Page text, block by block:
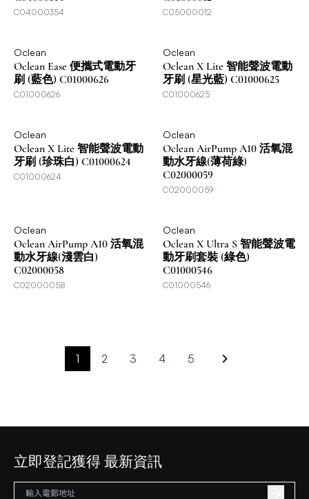
C04000354 C05000012
Oclean
Oclean Ease 便攜式電動牙
刷 (藍色) C01000626
C01000626
Oclean
Oclean X Lite 智能聲波電動
牙刷 (星光藍) C01000625
C01000625
Oclean
Oclean X Lite 智能聲波電動
牙刷 (珍珠白) C01000624
C01000624
Oclean
Oclean AirPump A10 活氧混
動水牙線(薄荷綠)
C02000059
C02000059
Oclean
Oclean AirPump A10 活氧混
動水牙線(淺雲白)
C02000058
C02000058
Oclean
Oclean X Ultra S 智能聲波電
動牙刷套裝 (綠色)
C01000546
C01000546
1 2 3 4 5
立即登記獲得 最新資訊